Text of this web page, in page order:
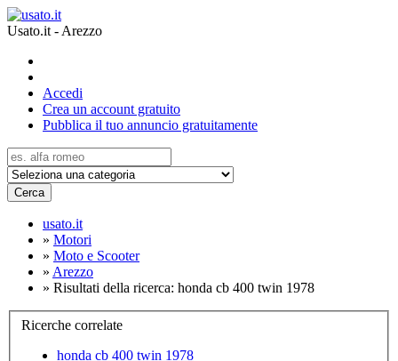
Usato.it - Arezzo
Accedi
Crea un account gratuito
Pubblica il tuo annuncio gratuitamente
Cerca
usato.it
» Motori
» Moto e Scooter
» Arezzo
» Risultati della ricerca: honda cb 400 twin 1978
Ricerche correlate
honda cb 400 twin 1978